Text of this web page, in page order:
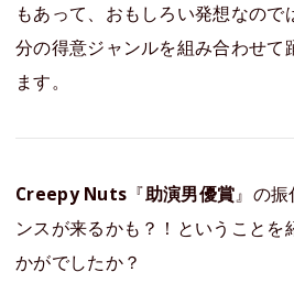
もあって、おもしろい発想なので
分の得意ジャンルを組み合わせて
ます。
Creepy Nuts 『助演男優賞』の
ンスが来るかも？！ということを
かがでしたか？